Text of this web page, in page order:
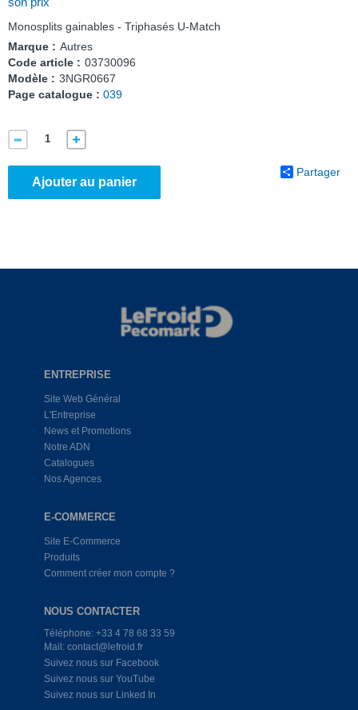
Monosplits gainables - Triphasés U-Match
Marque : Autres
Code article : 03730096
Modèle : 3NGR0667
Page catalogue : 039
Ajouter au panier
Partager
ENTREPRISE
Site Web Général
L'Entreprise
News et Promotions
Notre ADN
Catalogues
Nos Agences
E-COMMERCE
Site E-Commerce
Produits
Comment créer mon compte ?
NOUS CONTACTER
Téléphone: +33 4 78 68 33 59
Mail: contact@lefroid.fr
Suivez nous sur Facebook
Suivez nous sur YouTube
Suivez nous sur Linked In